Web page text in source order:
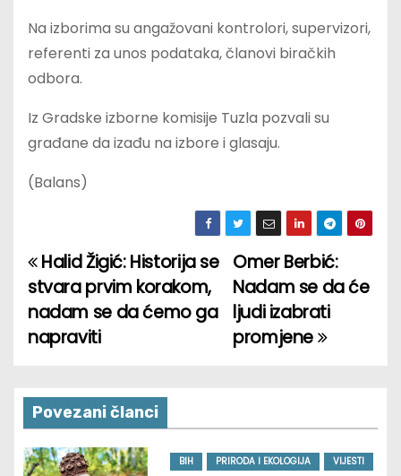
Na izborima su angažovani kontrolori, supervizori,
referenti za unos podataka, članovi biračkih
odbora.
Iz Gradske izborne komisije Tuzla pozvali su
građane da izađu na izbore i glasaju.
(Balans)
P
o
s
n
a
Omer Berbić:
Nadam se da će
ljudi izabrati
promjene
Halid Žigić: Historija se
stvara prvim korakom,
nadam se da ćemo ga
napraviti
Povezani članci
BIH PRIRODA I EKOLOGIJA VIJESTI